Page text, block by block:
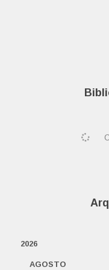
2026
AGOSTO